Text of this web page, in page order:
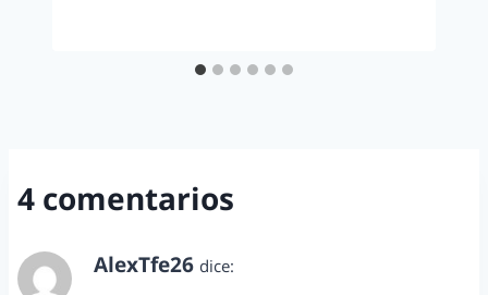
4 comentarios
AlexTfe26 dice: